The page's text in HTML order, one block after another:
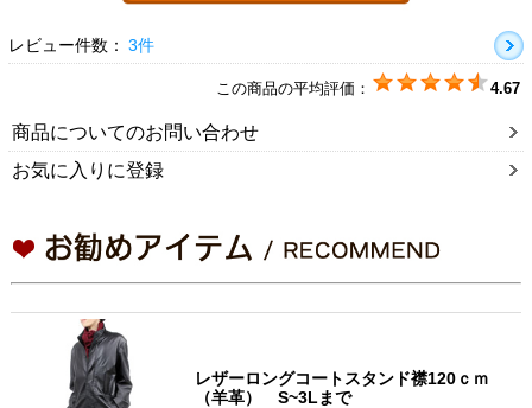
レビュー件数： 3件
この商品の平均評価： 4.67
商品についてのお問い合わせ
お気に入りに登録
レザーロングコートスタンド襟120ｃｍ
（羊革） S~3Lまで